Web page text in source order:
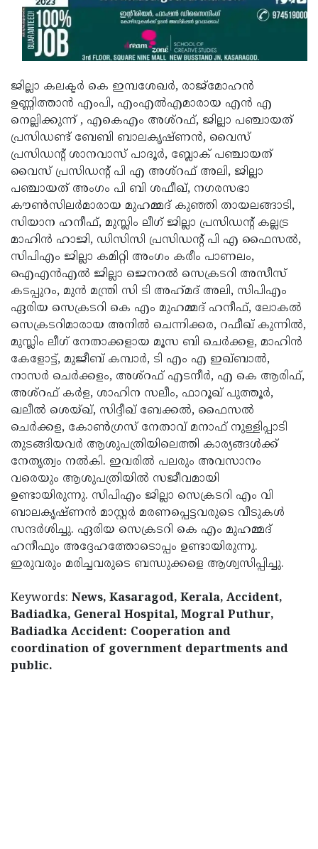
ജില്ലാ കലക്ടർ കെ ഇമ്പശേഖർ, രാജ്മോഹൻ
ഉണ്ണിത്താൻ എംപി, എംഎൽഎമാരായ എൻ എ
നെല്ലിക്കുന്ന് , എകെഎം അശ്‌റഫ്, ജില്ലാ പഞ്ചായത്
പ്രസിഡണ്ട് ബേബി ബാലകൃഷ്ണൻ, വൈസ്
പ്രസിഡന്റ് ശാനവാസ് പാദൂർ, ബ്ലോക് പഞ്ചായത്
വൈസ് പ്രസിഡന്റ് പി എ അശ്‌റഫ് അലി, ജില്ലാ
പഞ്ചായത് അംഗം പി ബി ശഫീഖ്, നഗരസഭാ
കൗൺസിലർമാരായ മുഹമ്മദ് കുഞ്ഞി തായലങ്ങാടി,
സിയാന ഹനീഫ്, മുസ്ലിം ലീഗ് ജില്ലാ പ്രസിഡന്റ് കല്ലട്ര
മാഹിൻ ഹാജി, ഡിസിസി പ്രസിഡന്റ് പി എ ഫൈസൽ,
സിപിഎം ജില്ലാ കമിറ്റി അംഗം കരീം പാണലം,
ഐഎൻഎൽ ജില്ലാ ജെനറൽ സെക്രടറി അസീസ്
കടപ്പുറം, മുൻ മന്ത്രി സി ടി അഹ്‌മദ്‌ അലി, സിപിഎം
ഏരിയ സെക്രടറി കെ എം മുഹമ്മദ് ഹനീഫ്, ലോകൽ
സെക്രടറിമാരായ അനിൽ ചെന്നിക്കര, റഫീഖ് കുന്നിൽ,
മുസ്ലിം ലീഗ് നേതാക്കളായ മൂസ ബി ചെർക്കള, മാഹിൻ
കേളോട്ട്, മുജീബ് കമ്പാർ, ടി എം എ ഇഖ്ബാൽ,
നാസർ ചെർക്കളം, അശ്‌റഫ് എടനീർ, എ കെ ആരിഫ്,
അശ്‌റഫ് കർള, ശാഹിന സലീം, ഫാറൂഖ് പുത്തൂർ,
ഖലീൽ ശെയ്ഖ്, സിദ്ദീഖ് ബേക്കൽ, ഫൈസൽ
ചെർക്കള, കോൺഗ്രസ് നേതാവ് മനാഫ് നുള്ളിപ്പാടി
തുടങ്ങിയവർ ആശുപത്രിയിലെത്തി കാര്യങ്ങൾക്ക്
നേതൃത്വം നൽകി. ഇവരിൽ പലരും അവസാനം
വരെയും ആശുപത്രിയിൽ സജീവമായി
ഉണ്ടായിരുന്നു. സിപിഎം ജില്ലാ സെക്രടറി എം വി
ബാലകൃഷ്ണൻ മാസ്റ്റർ മരണപ്പെട്ടവരുടെ വീടുകൾ
സന്ദർശിച്ചു. ഏരിയ സെക്രടറി കെ എം മുഹമ്മദ്
ഹനീഫും അദ്ദേഹത്തോടൊപ്പം ഉണ്ടായിരുന്നു.
ഇരുവരും മരിച്ചവരുടെ ബന്ധുക്കളെ ആശ്വസിപ്പിച്ചു.
Keywords: News, Kasaragod, Kerala, Accident,
Badiadka, General Hospital, Mogral Puthur,
Badiadka Accident: Cooperation and
coordination of government departments and
public.